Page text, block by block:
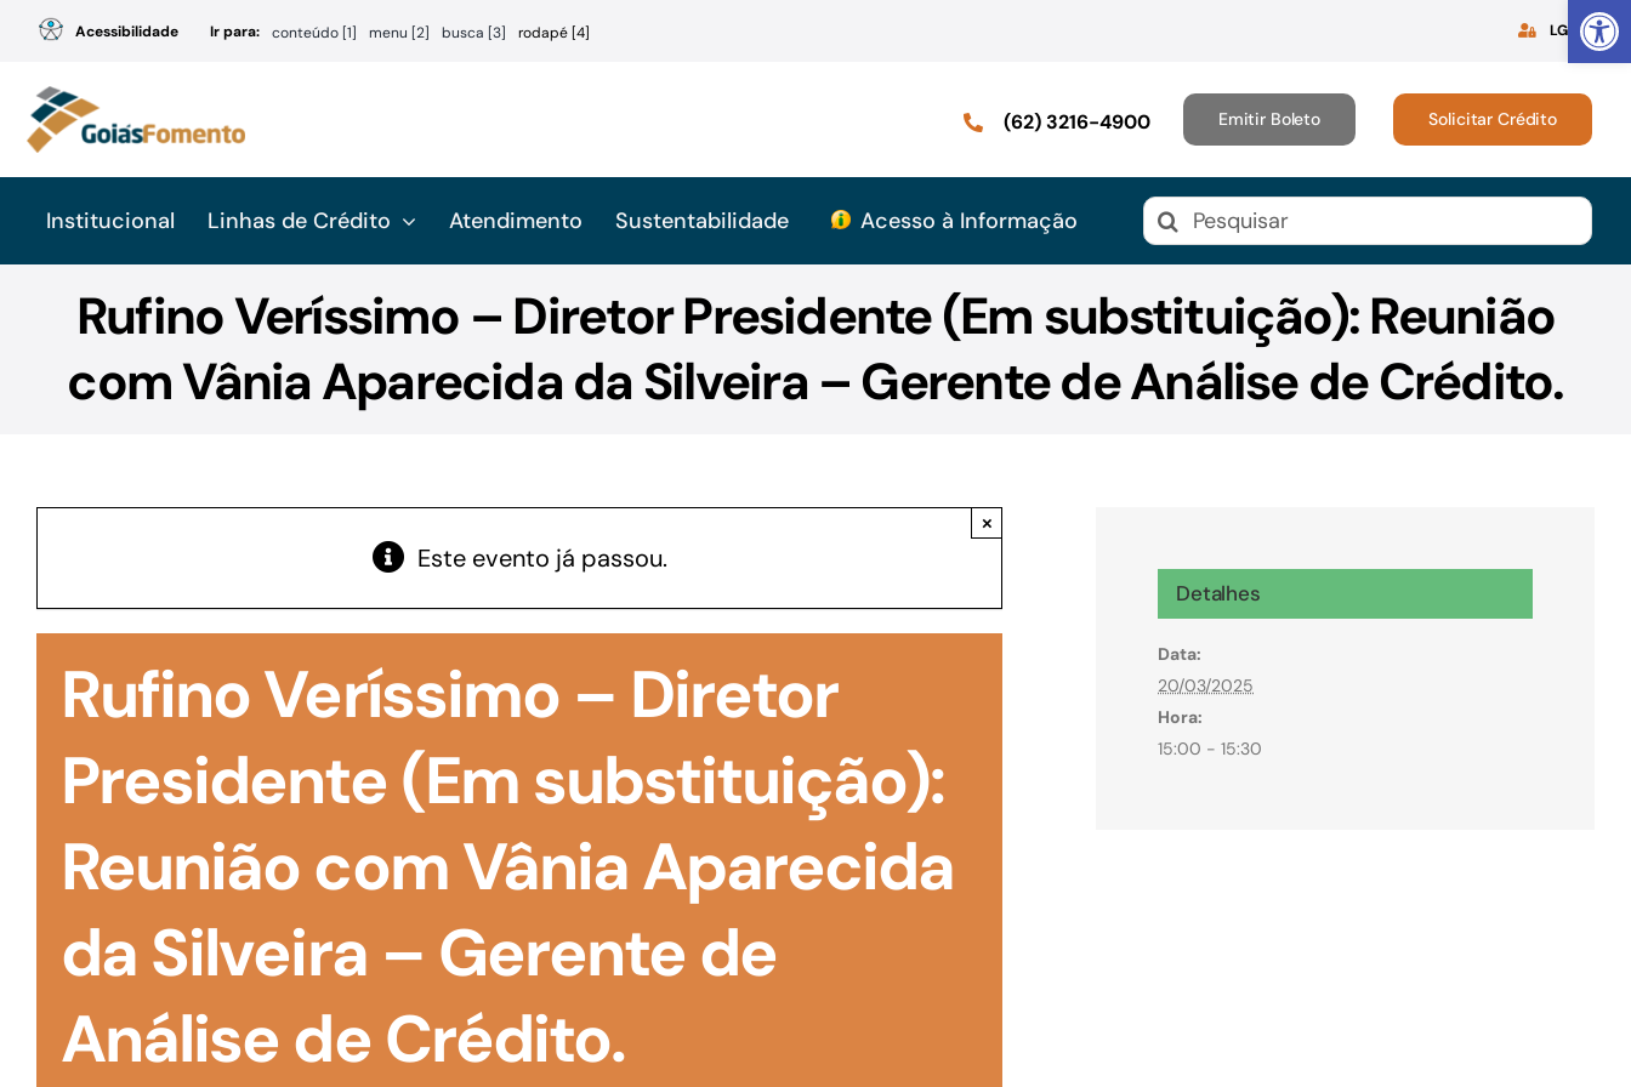
Abrir
conteúdo
Acessibilidade Ir para: conteúdo [1] menu [2] busca [3] rodapé [4] LGPD
(62) 3216-4900 Emitir Boleto Solicitar Crédito
Institucional Linhas de Crédito
manutenção de estoques e despesas operacionais
realizar obras, dentre outros serviços
Microcrédito
Para MEI, microempresas e pessoas físicas
(feirantes e transportes)
Turismo Repasse
Atendimento Sustentabilidade Acesso à Informação
Buscar
resultados
para:
Rufino Veríssimo – Diretor Presidente (Em substituição): Reunião
com Vânia Aparecida da Silveira – Gerente de Análise de Crédito.
Este evento já passou.
×
Rufino Veríssimo – Diretor
Presidente (Em substituição):
Reunião com Vânia Aparecida
da Silveira – Gerente de
Análise de Crédito.
Detalhes
Data:
20/03/2025
Hora:
15:00 - 15:30